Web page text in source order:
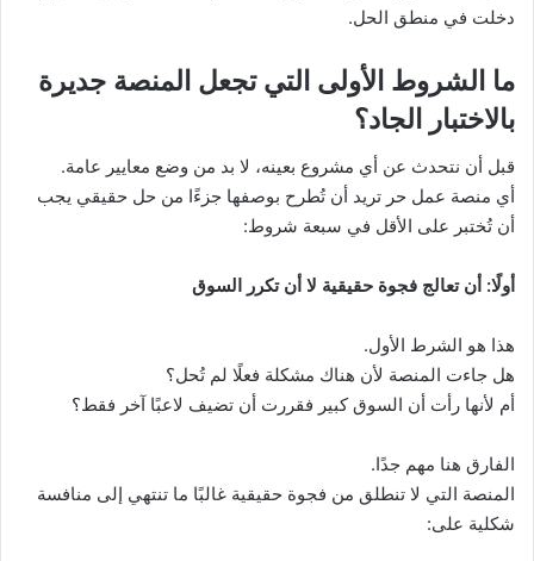
دخلت في منطق الحل.
ما الشروط الأولى التي تجعل المنصة جديرة
بالاختبار الجاد؟
قبل أن نتحدث عن أي مشروع بعينه، لا بد من وضع معايير عامة.
أي منصة عمل حر تريد أن تُطرح بوصفها جزءًا من حل حقيقي يجب
أن تُختبر على الأقل في سبعة شروط:
أولًا: أن تعالج فجوة حقيقية لا أن تكرر السوق
هذا هو الشرط الأول.
هل جاءت المنصة لأن هناك مشكلة فعلًا لم تُحل؟
أم لأنها رأت أن السوق كبير فقررت أن تضيف لاعبًا آخر فقط؟
الفارق هنا مهم جدًا.
المنصة التي لا تنطلق من فجوة حقيقية غالبًا ما تنتهي إلى منافسة
شكلية على: